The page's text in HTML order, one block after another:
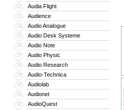
22 Audia Flight
23 Audience
24 Audio Analogue
25 Audio Desk Systeme
26 Audio Note
27 Audio Physic
28 Audio Research
29 Audio-Technica
30 Audiolab
31 Audionet
32 AudioQuest